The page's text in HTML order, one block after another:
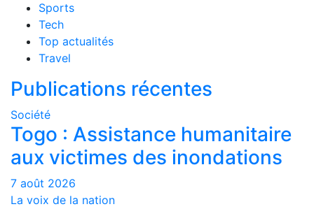
Sports
Tech
Top actualités
Travel
Publications récentes
Société
Togo : Assistance humanitaire
aux victimes des inondations
7 août 2026
La voix de la nation